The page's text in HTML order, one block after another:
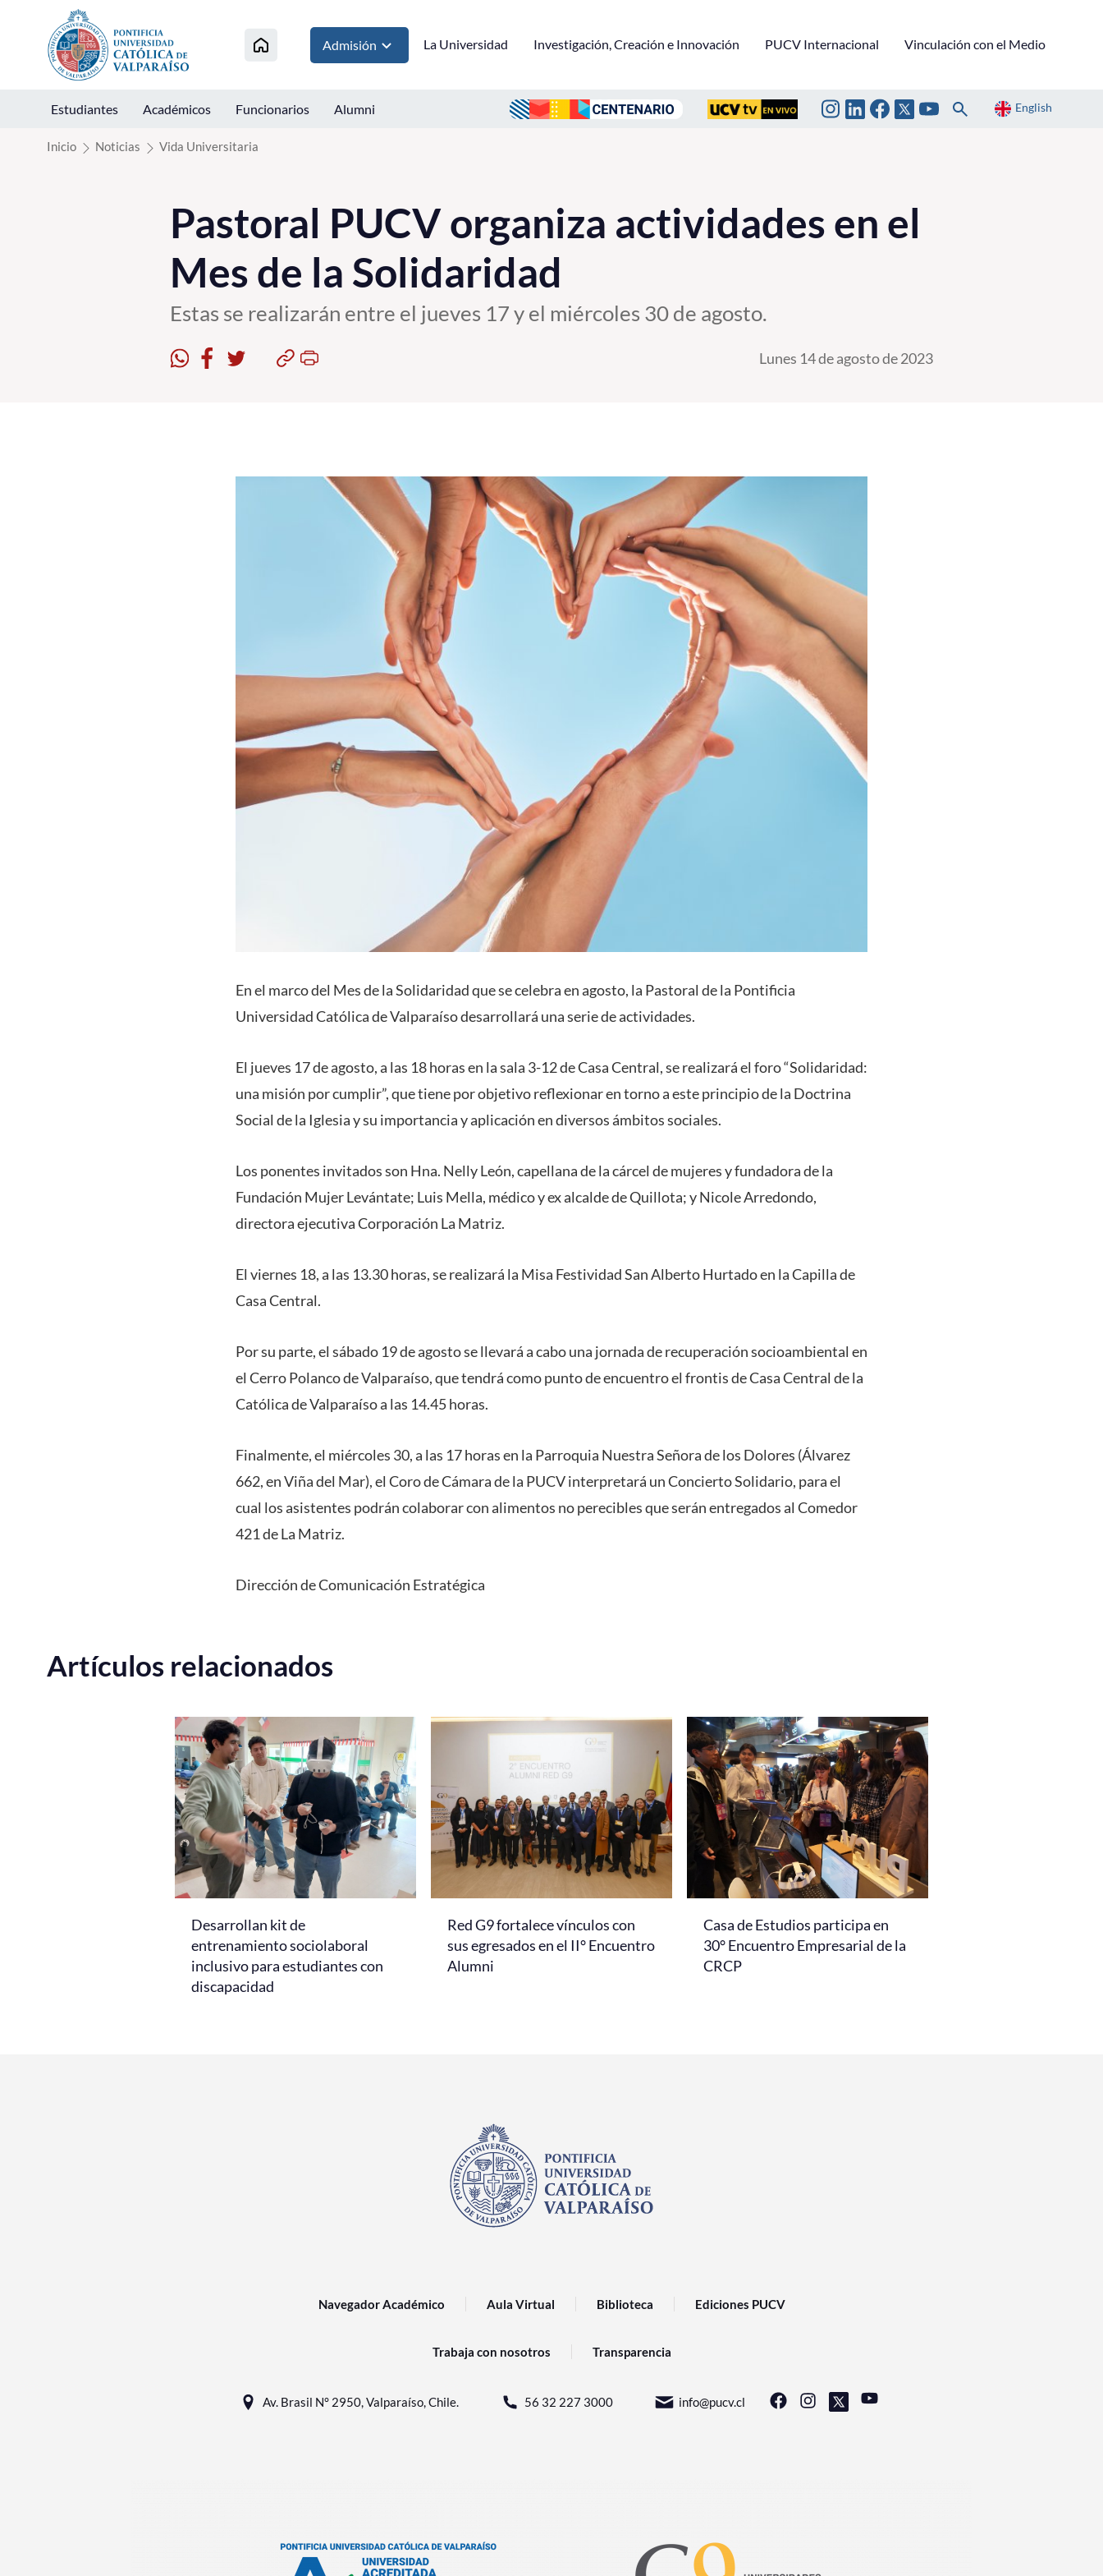
Click acá para ir directamente al contenido
Admisión La Universidad Investigación, Creación e Innovación PUCV Internacional Vinculación con el Medio
Estudiantes Académicos Funcionarios Alumni English
Inicio Noticias Vida Universitaria
Pastoral PUCV organiza actividades en el
Mes de la Solidaridad
Estas se realizarán entre el jueves 17 y el miércoles 30 de agosto.
Lunes 14 de agosto de 2023
En el marco del Mes de la Solidaridad que se celebra en agosto, la Pastoral de la Pontificia
Universidad Católica de Valparaíso desarrollará una serie de actividades.
El jueves 17 de agosto, a las 18 horas en la sala 3-12 de Casa Central, se realizará el foro “Solidaridad:
una misión por cumplir”, que tiene por objetivo reflexionar en torno a este principio de la Doctrina
Social de la Iglesia y su importancia y aplicación en diversos ámbitos sociales.
Los ponentes invitados son Hna. Nelly León, capellana de la cárcel de mujeres y fundadora de la
Fundación Mujer Levántate; Luis Mella, médico y ex alcalde de Quillota; y Nicole Arredondo,
directora ejecutiva Corporación La Matriz.
El viernes 18, a las 13.30 horas, se realizará la Misa Festividad San Alberto Hurtado en la Capilla de
Casa Central.
Por su parte, el sábado 19 de agosto se llevará a cabo una jornada de recuperación socioambiental en
el Cerro Polanco de Valparaíso, que tendrá como punto de encuentro el frontis de Casa Central de la
Católica de Valparaíso a las 14.45 horas.
Finalmente, el miércoles 30, a las 17 horas en la Parroquia Nuestra Señora de los Dolores (Álvarez
662, en Viña del Mar), el Coro de Cámara de la PUCV interpretará un Concierto Solidario, para el
cual los asistentes podrán colaborar con alimentos no perecibles que serán entregados al Comedor
421 de La Matriz.
Dirección de Comunicación Estratégica
Artículos relacionados
Desarrollan kit de
entrenamiento sociolaboral
inclusivo para estudiantes con
discapacidad
Red G9 fortalece vínculos con
sus egresados en el II° Encuentro
Alumni
Casa de Estudios participa en
30° Encuentro Empresarial de la
CRCP
Navegador Académico Aula Virtual Biblioteca Ediciones PUCV
Trabaja con nosotros Transparencia
Av. Brasil N° 2950, Valparaíso, Chile. 56 32 227 3000 info@pucv.cl